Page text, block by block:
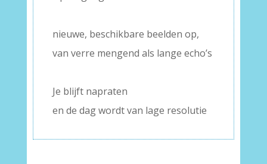
nieuwe, beschikbare beelden op,
van verre mengend als lange echo’s
Je blijft napraten
en de dag wordt van lage resolutie